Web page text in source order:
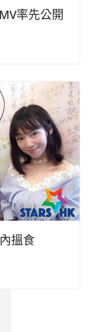
率先公開
搵食